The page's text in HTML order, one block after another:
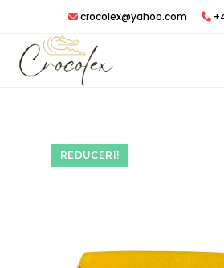
crocolex@yahoo.com
REDUCERI!